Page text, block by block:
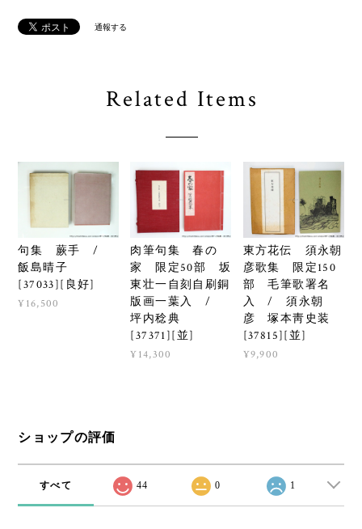
通報する
Related Items
句集 蕨手 /
飯島晴子
[37033][良好]
¥16,500
肉筆句集 春の
家 限定50部 坂
東壮一自刻自刷銅
版画一葉入 /
坪内稔典
[37371][並]
¥14,300
東方花伝 須永朝
彦歌集 限定150
部 毛筆歌署名
入 / 須永朝
彦 塚本靑史装
[37815][並]
¥9,900
ショップの評価
すべて 44 0 1